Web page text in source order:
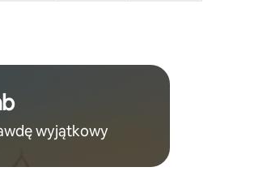
wyjątkowy